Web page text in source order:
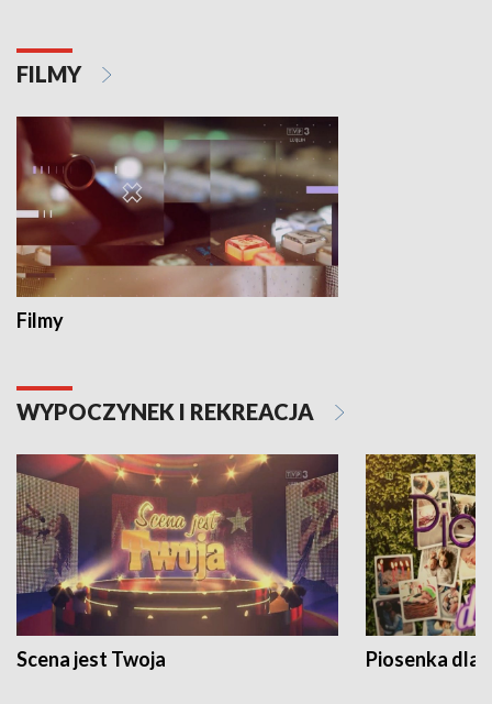
FILMY
Filmy
WYPOCZYNEK I REKREACJA
Scena jest Twoja Piosenka dla